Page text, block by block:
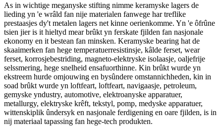
As in wichtige meganyske stifting nimme keramyske lagers de
lieding yn 'e wrâld fan nije materialen fanwege har treflike
prestaasjes dy't metalen lagers net kinne oerienkomme. Yn 'e ôfrûne
tsien jier is it hieltyd mear brûkt yn ferskate fjilden fan nasjonale
ekonomy en it bestean fan minsken. Keramyske bearing hat de
skaaimerken fan hege temperatuerresistinsje, kâlde ferset, wear
ferset, korrosjebestriding, magneto-elektryske isolaasje, oaljefrije
selssmering, hege snelheid ensafuorthinne. Kin brûkt wurde yn
ekstreem hurde omjouwing en bysûndere omstannichheden, kin in
soad brûkt wurde yn loftfeart, loftfeart, navigaasje, petroleum,
gemyske yndustry, automotive, elektroanyske apparatuer,
metallurgy, elektryske krêft, tekstyl, pomp, medyske apparatuer,
wittenskiplik ûndersyk en nasjonale ferdigening en oare fjilden, is in
nij materiaal tapassing fan hege-tech produkten.